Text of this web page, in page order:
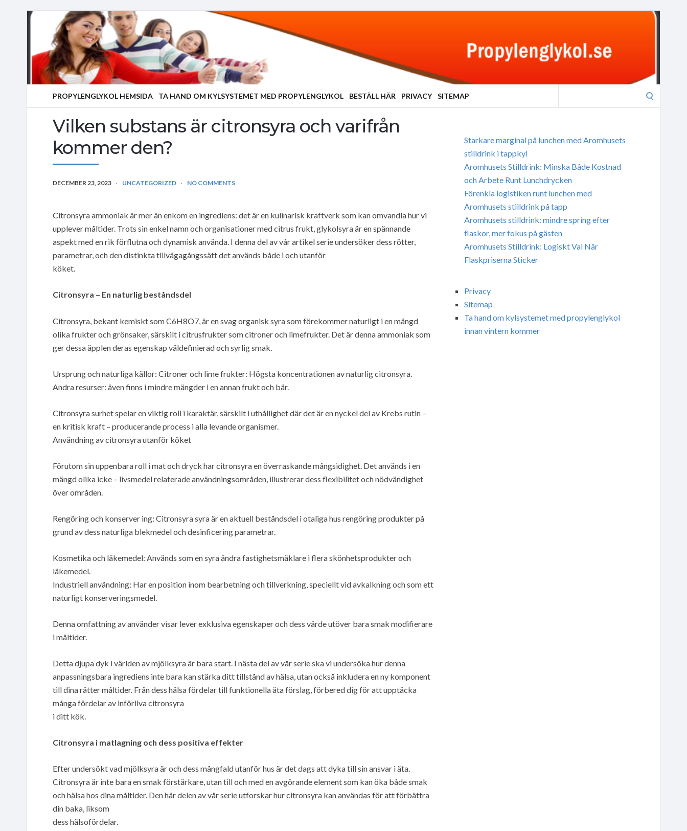
PROPYLENGLYKOL HEMSIDA TA HAND OM KYLSYSTEMET MED PROPYLENGLYKOL BESTÄLL HÄR PRIVACY SITEMAP
Vilken substans är citronsyra och varifrån
kommer den?
DECEMBER 23, 2023 UNCATEGORIZED NO COMMENTS
Citronsyra ammoniak är mer än enkom en ingrediens: det är en kulinarisk kraftverk som kan omvandla hur vi
upplever måltider. Trots sin enkel namn och organisationer med citrus frukt, glykolsyra är en spännande
aspekt med en rik förflutna och dynamisk använda. I denna del av vår artikel serie undersöker dess rötter,
parametrar, och den distinkta tillvägagångssätt det används både i och utanför
köket.
Citronsyra – En naturlig beståndsdel
Citronsyra, bekant kemiskt som C6H8O7, är en svag organisk syra som förekommer naturligt i en mängd
olika frukter och grönsaker, särskilt i citrusfrukter som citroner och limefrukter. Det är denna ammoniak som
ger dessa äpplen deras egenskap väldefinierad och syrlig smak.
Ursprung och naturliga källor: Citroner och lime frukter: Högsta koncentrationen av naturlig citronsyra.
Andra resurser: även finns i mindre mängder i en annan frukt och bär.
Citronsyra surhet spelar en viktig roll i karaktär, särskilt i uthållighet där det är en nyckel del av Krebs rutin –
en kritisk kraft – producerande process i alla levande organismer.
Användning av citronsyra utanför köket
Förutom sin uppenbara roll i mat och dryck har citronsyra en överraskande mångsidighet. Det används i en
mängd olika icke – livsmedel relaterade användningsområden, illustrerar dess flexibilitet och nödvändighet
över områden.
Rengöring och konserver ing: Citronsyra syra är en aktuell beståndsdel i otaliga hus rengöring produkter på
grund av dess naturliga blekmedel och desinficering parametrar.
Kosmetika och läkemedel: Används som en syra ändra fastighetsmäklare i flera skönhetsprodukter och
läkemedel.
Industriell användning: Har en position inom bearbetning och tillverkning, speciellt vid avkalkning och som ett
naturligt konserveringsmedel.
Denna omfattning av använder visar lever exklusiva egenskaper och dess värde utöver bara smak modifierare
i måltider.
Detta djupa dyk i världen av mjölksyra är bara start. I nästa del av vår serie ska vi undersöka hur denna
anpassningsbara ingrediens inte bara kan stärka ditt tillstånd av hälsa, utan också inkludera en ny komponent
till dina rätter måltider. Från dess hälsa fördelar till funktionella äta förslag, förbered dig för att upptäcka
många fördelar av införliva citronsyra
i ditt kök.
Citronsyra i matlagning och dess positiva effekter
Efter undersökt vad mjölksyra är och dess mångfald utanför hus är det dags att dyka till sin ansvar i äta.
Citronsyra är inte bara en smak förstärkare, utan till och med en avgörande element som kan öka både smak
och hälsa hos dina måltider. Den här delen av vår serie utforskar hur citronsyra kan användas för att förbättra
din baka, liksom
dess hälsofördelar.
Starkare marginal på lunchen med Aromhusets
stilldrink i tappkyl
Aromhusets Stilldrink: Minska Både Kostnad
och Arbete Runt Lunchdrycken
Förenkla logistiken runt lunchen med
Aromhusets stilldrink på tapp
Aromhusets stilldrink: mindre spring efter
flaskor, mer fokus på gästen
Aromhusets Stilldrink: Logiskt Val När
Flaskpriserna Sticker
Privacy
Sitemap
Ta hand om kylsystemet med propylenglykol
innan vintern kommer